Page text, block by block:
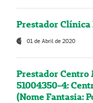
Prestador
01 de Abril de 2020
Prestador
51004350-4:
(Nome Fantasia: